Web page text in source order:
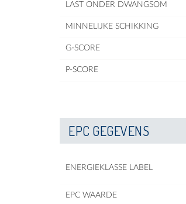
LAST ONDER DWANGSOM
MINNELIJKE SCHIKKING
G-SCORE
P-SCORE
EPC GEGEVENS
ENERGIEKLASSE LABEL
EPC WAARDE